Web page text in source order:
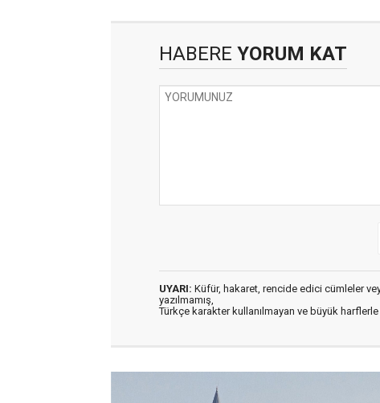
HABERE YORUM KAT
UYARI: Küfür, hakaret, rencide edici cümleler
yazılmamış,
Türkçe karakter kullanılmayan ve büyük